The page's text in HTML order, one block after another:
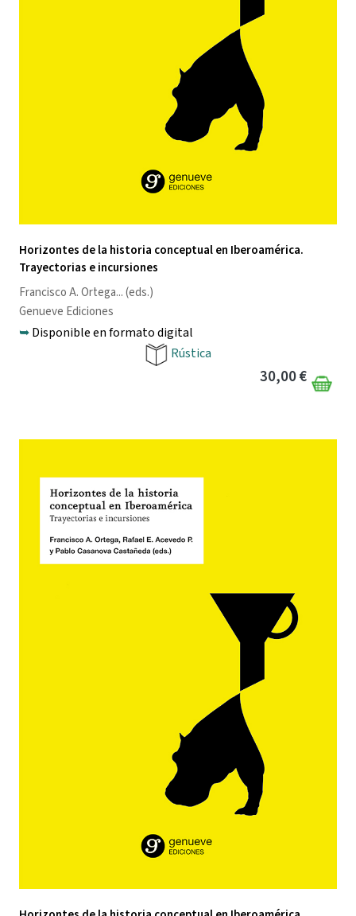
Horizontes de la historia conceptual en Iberoamérica.
Trayectorias e incursiones
Francisco A. Ortega... (eds.)
Genueve Ediciones
➥Disponible en formato digital
Rústica
30,00 €